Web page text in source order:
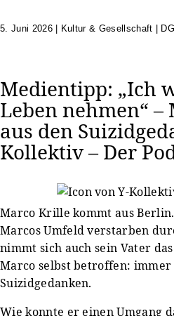
5. Juni 2026| Kultur & Gesellschaft |
Medientipp: „Ich
Leben nehmen“ –
aus den
Kollektiv – Der
Marco Krille kommt aus
Marcos Umfeld verstarben
nimmt sich auch sein Vater
Marco selbst betroffen:
Suizidgedanken.
Wie konnte er einen Umgang